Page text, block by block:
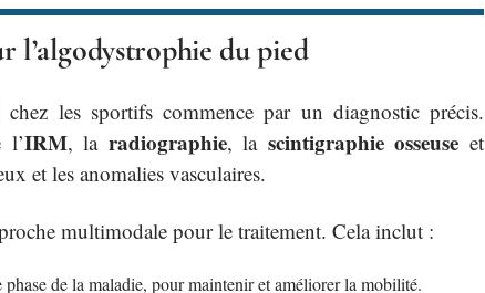
l’algodystrophie du pied
les sportifs commence par un diagnostic précis.
l’IRM, la radiographie, la scintigraphie osseuse et
et les anomalies vasculaires.
multimodale pour le traitement. Cela inclut :
phase de la maladie, pour maintenir et améliorer la mobilité.